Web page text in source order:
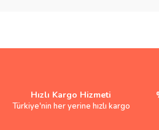
Hızlı Kargo Hizmeti
Türkiye'nin her yerine hızlı kargo